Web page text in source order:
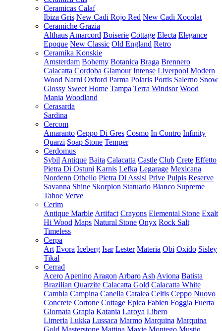
Ceramicas Calaf
Ibiza Gris New Cadi Rojo Red New Cadi Xocolat
Ceramiche Grazia
Althaus Amarcord Boiserie Cottage Electa Elegance
Epoque New Classic Old England Retro
Ceramika Konskie
Amsterdam Bohemy Botanica Braga Brennero
Calacatta Cordoba Glamour Intense Liverpool Modern
Wood Narni Oxford Parma Polaris Portis Salerno Snow
Glossy Sweet Home Tampa Terra Windsor Wood
Mania Woodland
Cerasarda
Sardina
Cercom
Amaranto Ceppo Di Gres Cosmo In Contro Infinity
Quarzi Soap Stone Temper
Cerdomus
Sybil Antique Baita Calacatta Castle Club Crete Effetto
Pietra Di Ostuni Karnis Lefka Legarage Mexicana
Nordenn Othello Pietra Di Assisi Prive Pulpis Reserve
Savanna Shine Skorpion Statuario Bianco Supreme
Tahoe Verve
Cerim
Antique Marble Artifact Crayons Elemental Stone Exalt
Hi Wood Maps Natural Stone Onyx Rock Salt
Timeless
Cerpa
Art Evora Iceberg Isar Lester Materia Obi Oxido Sisley
Tikal
Cerrad
Acero Apenino Aragon Arbaro Ash Aviona Batista
Brazilian Quarzite Calacatta Gold Calacatta White
Cambia Campina Canella Catalea Celtis Ceppo Nuovo
Concrete Cortone Cottage Epica Fabien Foggia Fuerta
Giornata Grapia Katania Laroya Libero
Limeria Lukka Lussaca Marmo Marquina Marquina